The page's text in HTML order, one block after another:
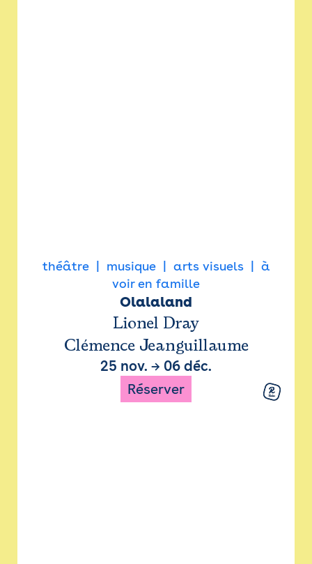
théâtre musique arts visuels
à
voir en famille
Olalaland
Lionel Dray
Clémence Jeanguillaume
25 nov. → 06 déc.
Réserver